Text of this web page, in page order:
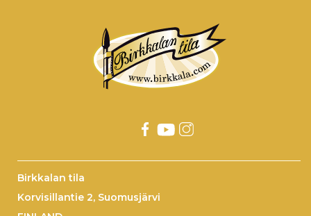
Birkkalan tila
Korvisillantie 2, Suomusjärvi